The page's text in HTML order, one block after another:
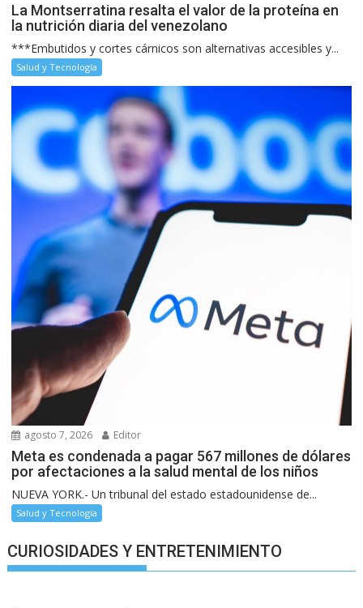
La Montserratina resalta el valor de la proteína en
la nutrición diaria del venezolano
***Embutidos y cortes cárnicos son alternativas accesibles y...
Salud y Tecnología
agosto 7, 2026 Editor
Meta es condenada a pagar 567 millones de dólares
por afectaciones a la salud mental de los niños
NUEVA YORK.- Un tribunal del estado estadounidense de...
Salud y Tecnología
CURIOSIDADES Y ENTRETENIMIENTO